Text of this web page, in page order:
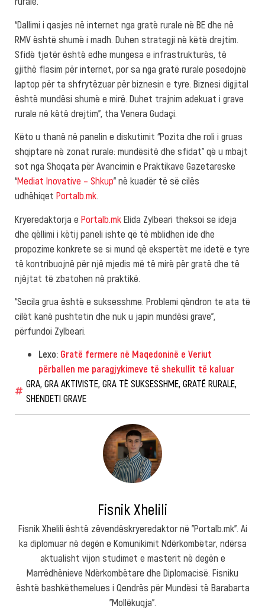
“Dallimi i qasjes në internet nga gratë rurale në BE dhe në
RMV është shumë i madh. Duhen strategji në këtë drejtim.
Sfidë tjetër është edhe mungesa e infrastrukturës, të
gjithë flasim për internet, por sa nga gratë rurale posedojnë
laptop për ta shfrytëzuar për biznesin e tyre. Biznesi digjital
është mundësi shumë e mirë. Duhet trajnim adekuat i grave
rurale në këtë drejtim”, tha Venera Gudaçi.
Këto u thanë në panelin e diskutimit “Pozita dhe roli i gruas
shqiptare në zonat rurale: mundësitë dhe sfidat” që u mbajt
sot nga Shoqata për Avancimin e Praktikave Gazetareske
“Mediat Inovative – Shkup” në kuadër të së cilës
udhëhiqet Portalb.mk.
Kryeredaktorja e Portalb.mk Elida Zylbeari theksoi se ideja
dhe qëllimi i këtij paneli ishte që të mblidhen ide dhe
propozime konkrete se si mund që ekspertët me idetë e tyre
të kontribuojnë për një mjedis më të mirë për gratë dhe të
njëjtat të zbatohen në praktikë.
“Secila grua është e suksesshme. Problemi qëndron te ata të
cilët kanë pushtetin dhe nuk u japin mundësi grave”,
përfundoi Zylbeari.
Lexo: Gratë fermere në Maqedoninë e Veriut
përballen me paragjykimeve të shekullit të kaluar
GRA, GRA AKTIVISTE, GRA TË SUKSESSHME, GRATË RURALE,
SHËNDETI GRAVE
Fisnik Xhelili
Fisnik Xhelili është zëvendëskryeredaktor në "Portalb.mk". Ai
ka diplomuar në degën e Komunikimit Ndërkombëtar, ndërsa
aktualisht vijon studimet e masterit në degën e
Marrëdhënieve Ndërkombëtare dhe Diplomacisë. Fisniku
është bashkëthemelues i Qendrës për Mundësi të Barabarta
"Mollëkuqja".